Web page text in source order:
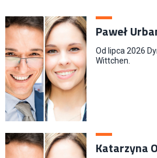
Paweł
Od lipca 2026
Wittchen.
Katarzyna